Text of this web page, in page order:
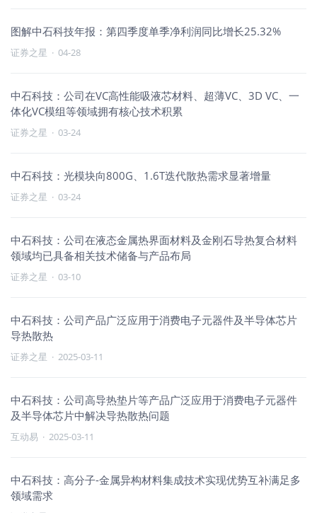
图解中石科技年报：第四季度单季净利润同比增长25.32%
证券之星 · 04-28
中石科技：公司在VC高性能吸液芯材料、超薄VC、3D VC、一
体化VC模组等领域拥有核心技术积累
证券之星 · 03-24
中石科技：光模块向800G、1.6T迭代散热需求显著增量
证券之星 · 03-24
中石科技：公司在液态金属热界面材料及金刚石导热复合材料
领域均已具备相关技术储备与产品布局
证券之星 · 03-10
中石科技：公司产品广泛应用于消费电子元器件及半导体芯片
导热散热
证券之星 · 2025-03-11
中石科技：公司高导热垫片等产品广泛应用于消费电子元器件
及半导体芯片中解决导热散热问题
互动易 · 2025-03-11
中石科技：高分子-金属异构材料集成技术实现优势互补满足多
领域需求